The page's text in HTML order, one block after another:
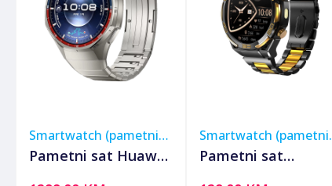
Smartwatch (pametni
satovi)
Pametni sat Huawei
Smartwatch (pametni
satovi)
Pametni sat